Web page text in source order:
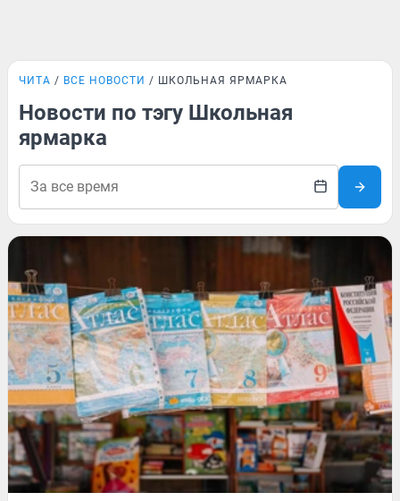
ЧИТА ВСЕ НОВОСТИ ШКОЛЬНАЯ ЯРМАРКА
Новости по тэгу Школьная
ярмарка